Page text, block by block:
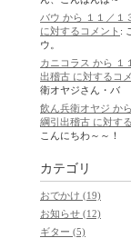
バウ から １１／１
に対するコメント :
ウ。
カニコラス から １
出稽古 に対するコ
衛オヤジさん・バ
飲ん兵衛オヤジ か
綱引出稽古 に対す
こんにちわ～～！
カテゴリ
おでかけ (19)
お知らせ (12)
ギター (5)